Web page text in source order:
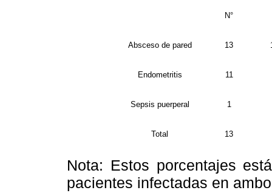
N°
Absceso de pared 13
Endometritis 11
Sepsis puerperal 1
Total 13
Nota: Estos porcentajes
pacientes infectadas en